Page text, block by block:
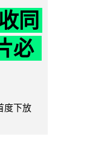
同
必
度下放